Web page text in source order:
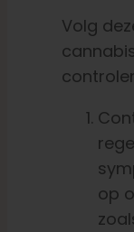
Volg
op